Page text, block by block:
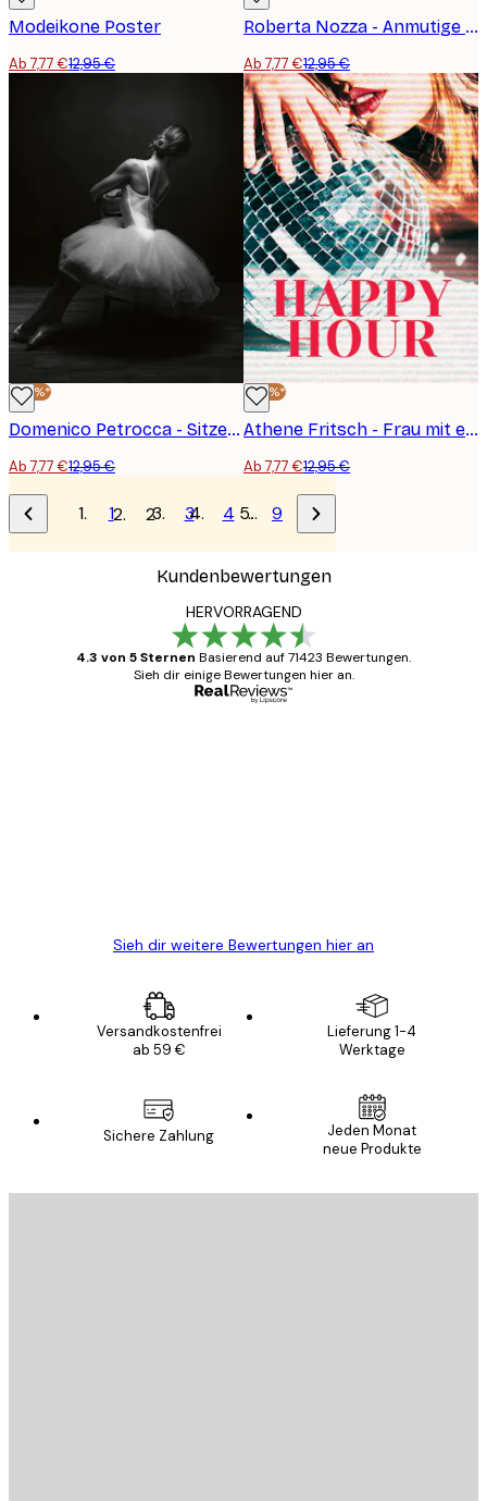
Modeikone Poster
Ab 7,77 €12,95 €
Roberta Nozza - Anmutige Ballerina Poster
Ab 7,77 €12,95 €
-40%*
Domenico Petrocca - Sitzende Ballerina Grace Poster
Ab 7,77 €12,95 €
-40%*
Athene Fritsch - Frau mit einer Diskokugel Poster
Ab 7,77 €12,95 €
1 2 3 4 … 9
Kundenbewertungen
HERVORRAGEND
4.3 von 5 Sternen Basierend auf 71423 Bewertungen.
Sieh dir einige Bewertungen hier an.
Sieh dir weitere Bewertungen hier an
Versandkostenfrei
ab 59 €
Lieferung 1-4
Werktage
Sichere Zahlung
Jeden Monat
neue Produkte